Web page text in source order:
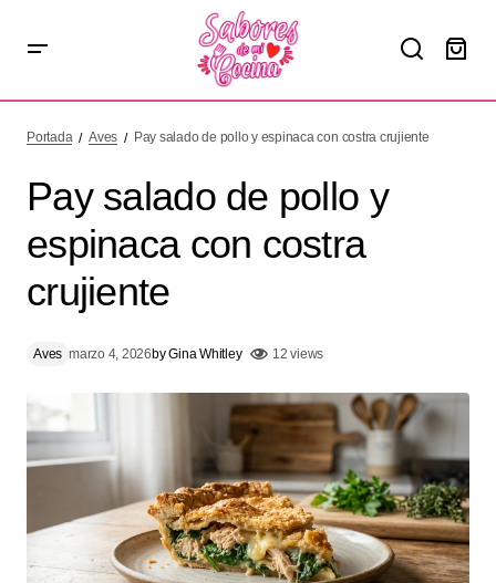
Portada Aves Pay salado de pollo y espinaca con costra crujiente
Pay salado de pollo y
espinaca con costra
crujiente
Aves marzo 4, 2026byGina Whitley 12 views